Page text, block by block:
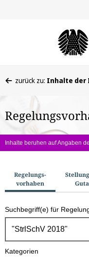
befinden
hier:
zurück zu: Inhalte der
Inhalte beruhen auf Angaben
u
c
h
o
Regelungs­
vorhaben
Suchbegriff(e) für
Kategorien